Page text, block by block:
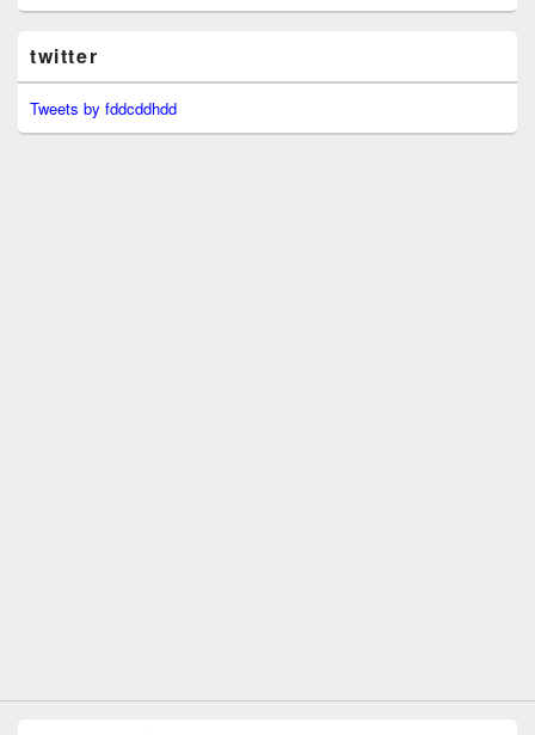
twitter
Tweets by fddcddhdd